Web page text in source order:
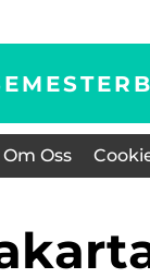
Om Oss